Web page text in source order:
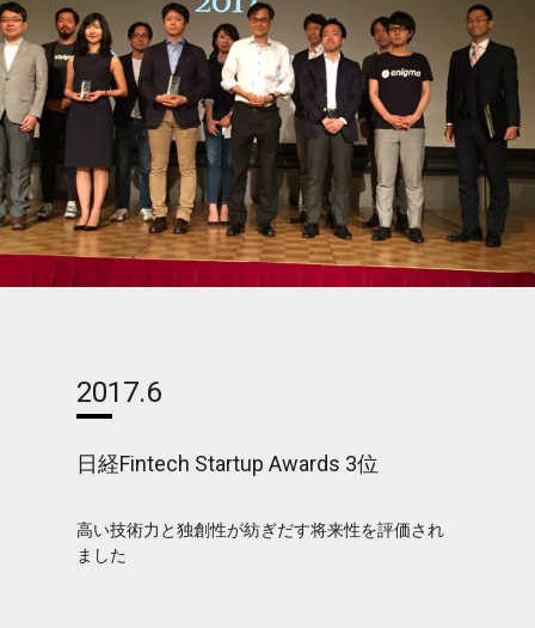
2017.6
日経Fintech Startup Awards 3位
高い技術力と独創性が紡ぎだす将来性を評価され
ました